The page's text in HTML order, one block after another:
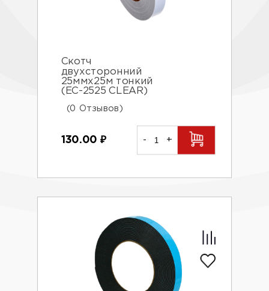
Скотч
двухсторонний
25ммх25м тонкий
(EC-2525 CLEAR)
(0 Отзывов)
130.00 ₽ - +